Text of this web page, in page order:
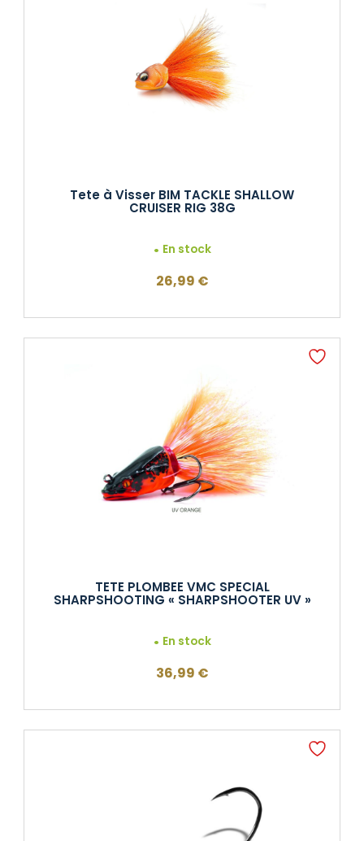
Tete à Visser BIM TACKLE SHALLOW
CRUISER RIG 38G
En stock
26,99 €
TETE PLOMBEE VMC SPECIAL
SHARPSHOOTING « SHARPSHOOTER UV »
En stock
36,99 €